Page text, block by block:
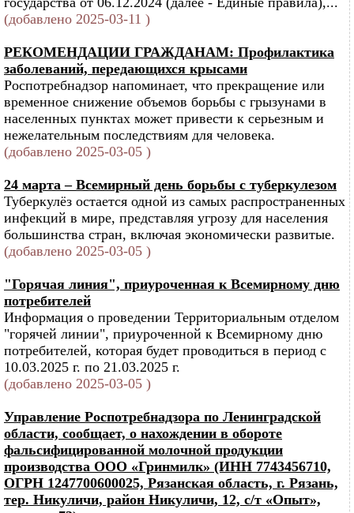
(добавлено 2025-03-11 )
РЕКОМЕНДАЦИИ ГРАЖДАНАМ: Профилактика
заболеваний, передающихся крысами
Роспотребнадзор напоминает, что прекращение или
временное снижение объемов борьбы с грызунами в
населенных пунктах может привести к серьезным и
нежелательным последствиям для человека.
(добавлено 2025-03-05 )
24 марта – Всемирный день борьбы с туберкулезом
Туберкулёз остается одной из самых распространенных
инфекций в мире, представляя угрозу для населения
большинства стран, включая экономически развитые.
(добавлено 2025-03-05 )
"Горячая линия", приуроченная к Всемирному дню
потребителей
Информация о проведении Территориальным отделом
"горячей линии", приуроченной к Всемирному дню
потребителей, которая будет проводиться в период с
10.03.2025 г. по 21.03.2025 г.
(добавлено 2025-03-05 )
Управление Роспотребнадзора по Ленинградской
области, сообщает, о нахождении в обороте
фальсифицированной молочной продукции
производства ООО «Гринмилк» (ИНН 7743456710,
ОГРН 1247700600025, Рязанская область, г. Рязань,
тер. Никуличи, район Никуличи, 12, с/т «Опыт»,